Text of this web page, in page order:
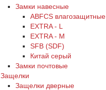
Замки навесные
ABFCS влагозащитные
EXTRA - L
EXTRA - М
SFB (SDF)
Китай серый
Замки почтовые
Защелки
Защелки дверные